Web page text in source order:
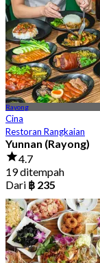
Rayong
Cina
Restoran Rangkaian
Yunnan (Rayong)
4.7
19 ditempah
Dari ฿ 235